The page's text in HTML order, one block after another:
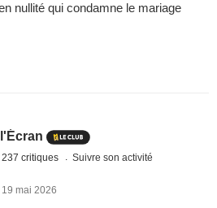
nullité qui condamne le mariage
237 critiques Suivre son activité
mai 2026